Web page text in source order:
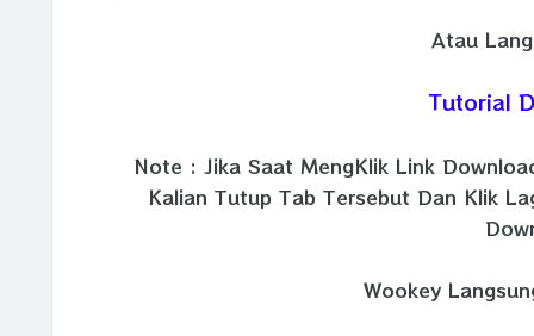
Atau
Tutorial
Note : Jika Saat MengKlik Link
Kalian Tutup Tab Tersebut Dan Klik
Wookey